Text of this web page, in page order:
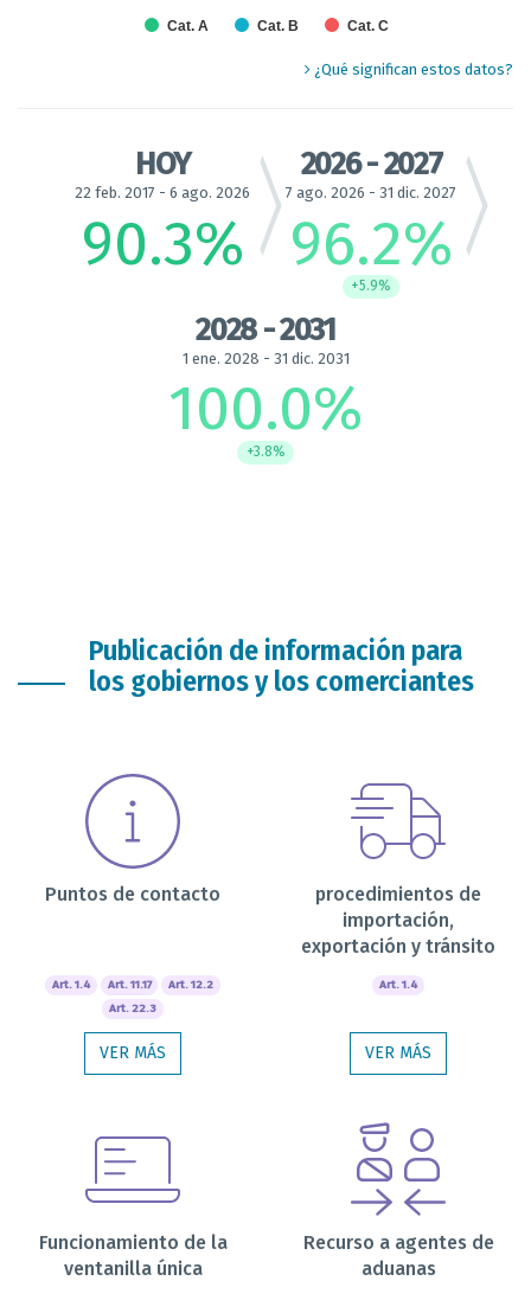
Cat. A Cat. B Cat. C
¿Qué significan estos datos?
HOY
22 feb. 2017 - 6 ago. 2026
90.3%
2026 - 2027
7 ago. 2026 - 31 dic. 2027
96.2%
+5.9%
2028 - 2031
1 ene. 2028 - 31 dic. 2031
100.0%
+3.8%
Publicación de información para
los gobiernos y los comerciantes
Puntos de contacto
Art. 1.4 Art. 11.17
Art. 12.2
Art. 22.3
VER MÁS
procedimientos de
importación,
exportación y tránsito
Art. 1.4
VER MÁS
Funcionamiento de la
ventanilla única
Recurso a agentes de
aduanas